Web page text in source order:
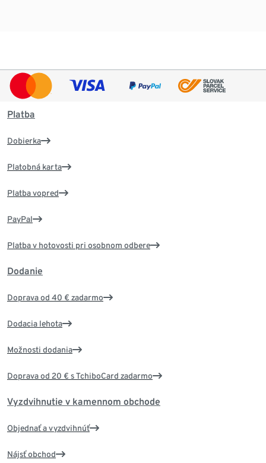
Platba
Dobierka
Platobná karta
Platba vopred
PayPal
Platba v hotovosti pri osobnom odbere
Dodanie
Doprava od 40 € zadarmo
Dodacia lehota
Možnosti dodania
Doprava od 20 € s TchiboCard zadarmo
Vyzdvihnutie v kamennom obchode
Objednať a vyzdvihnúť
Nájsť obchod